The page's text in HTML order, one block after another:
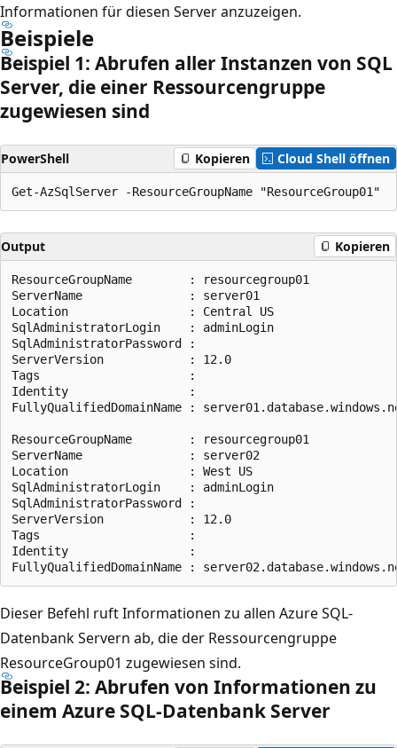
Informationen für diesen Server anzuzeigen.
Beispiele
Beispiel 1: Abrufen aller Instanzen von SQL
Server, die einer Ressourcengruppe
zugewiesen sind
PowerShell Kopieren Cloud Shell öffnen
Output Kopieren
ResourceGroupName        : resourcegroup01
ServerName               : server01
Location                 : Central US
SqlAdministratorLogin    : adminLogin
SqlAdministratorPassword :
ServerVersion            : 12.0
Tags                     :
Identity                 :
FullyQualifiedDomainName :
ResourceGroupName        : resourcegroup01
ServerName               : server02
Location                 : West US
SqlAdministratorLogin    : adminLogin
SqlAdministratorPassword :
ServerVersion            : 12.0
Tags                     :
Identity                 :
Dieser Befehl ruft Informationen zu allen Azure SQL-
Datenbank Servern ab, die der Ressourcengruppe
ResourceGroup01 zugewiesen sind.
Beispiel 2: Abrufen von Informationen zu
einem Azure SQL-Datenbank Server